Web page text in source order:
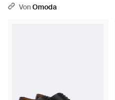
VonOmoda